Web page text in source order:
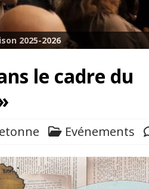
2025-2026
le cadre du
Evénements